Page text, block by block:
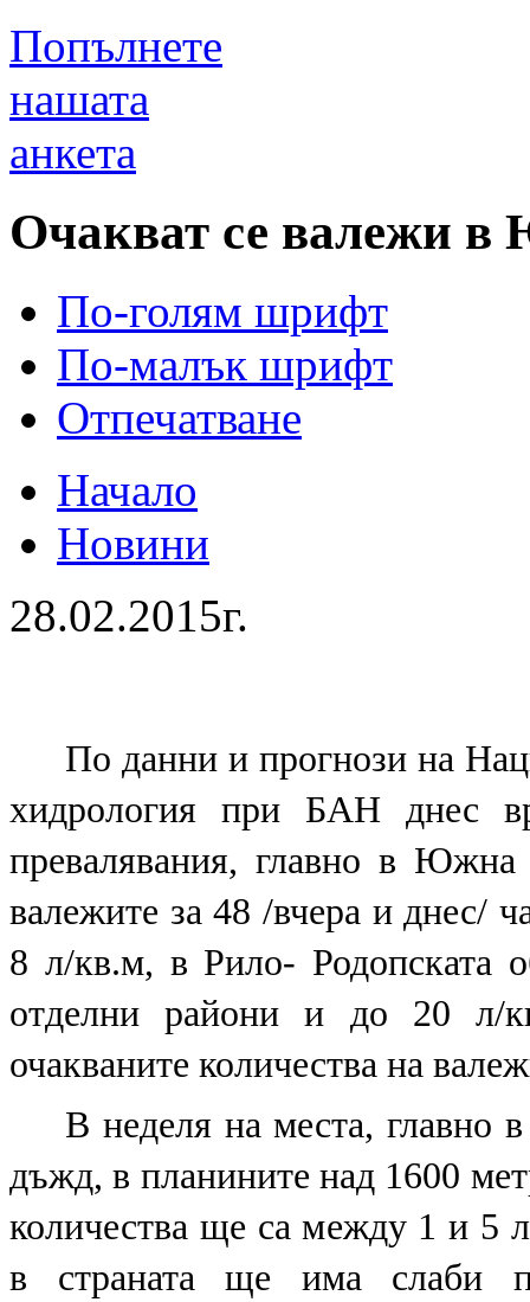
Попълнете
нашата
анкета
Очакват се валежи
По-голям шрифт
По-малък шрифт
Отпечатване
Начало
Новини
28.02.2015г.
По данни и прогнози на
хидрология при БАН днес
превалявания, главно в Южна
валежите за 48 /вчера и
8 л/кв.м, в Рило- Родопската
отделни райони и до 20 л/
очакваните количества на
В неделя на места, главно
дъжд, в планините над 1600
количества ще са между 1 и 5
в страната ще има слаби